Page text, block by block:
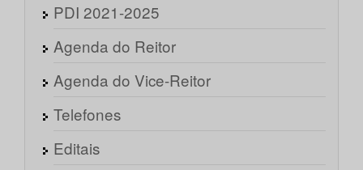
PDI 2021-2025
Agenda do Reitor
Agenda do Vice-Reitor
Telefones
Editais